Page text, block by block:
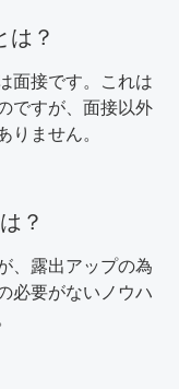
は？
面接です。これは
ですが、面接以外
ません。
？
、露出アップの為
必要がないノウハ